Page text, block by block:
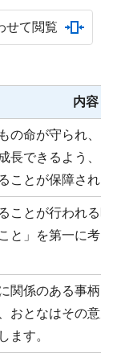
せて閲覧
内容
の命が守られ、
長できるよう、
ことが保障されま
ことが行われる
と」を第一に考え
関係のある事柄
おとなはその意
ます。